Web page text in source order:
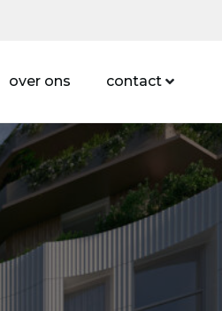
over ons contact